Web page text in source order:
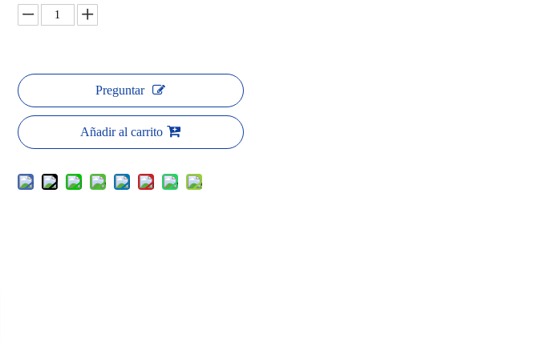
Preguntar
Añadir al carrito